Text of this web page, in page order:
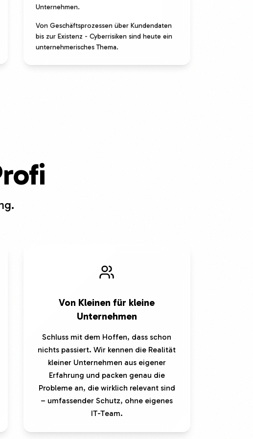
Unternehmen.
Von Geschäftsprozessen über Kundendaten
bis zur Existenz - Cyberrisiken sind heute ein
unternehmerisches Thema.
Von Kleinen für kleine
Unternehmen
Schluss mit dem Hoffen, dass schon
nichts passiert. Wir kennen die Realität
kleiner Unternehmen aus eigener
Erfahrung und packen genau die
Probleme an, die wirklich relevant sind
– umfassender Schutz, ohne eigenes
IT-Team.